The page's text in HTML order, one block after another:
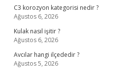
C3 korozyon kategorisi nedir ?
Ağustos 6, 2026
Kulak nasıl işitir ?
Ağustos 6, 2026
Avcılar hangi ilçededir ?
Ağustos 5, 2026